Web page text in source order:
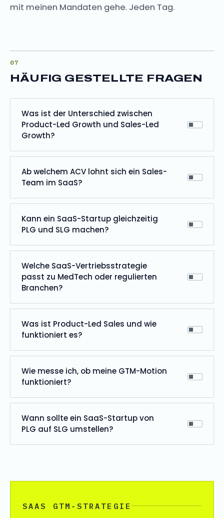
mit meinen Mandaten gehe. Jeden Tag.
HÄUFIG GESTELLTE FRAGEN
Was ist der Unterschied zwischen
Product-Led Growth und Sales-Led
Growth?
Ab welchem ACV lohnt sich ein Sales-
Team im SaaS?
Kann ein SaaS-Startup gleichzeitig
PLG und SLG machen?
Welche SaaS-Vertriebsstrategie
passt zu MedTech oder regulierten
Branchen?
Was ist Product-Led Sales und wie
funktioniert es?
Wie messe ich, ob meine GTM-Motion
funktioniert?
Wann sollte ein SaaS-Startup von
PLG auf SLG umstellen?
SAAS GTM-STRATEGIE